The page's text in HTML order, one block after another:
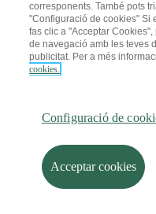
Actualment tancada
Calle Fernandez De
28015 Madrid
Tel:913 77 32 42
Més detalls
Oficina
corresponents. També pots
"Configuració de cookies" Si
fas clic a "Acceptar
de navegació amb les teves
publicitat. Per a més
cookies.
Configuració de
Acceptar cookies